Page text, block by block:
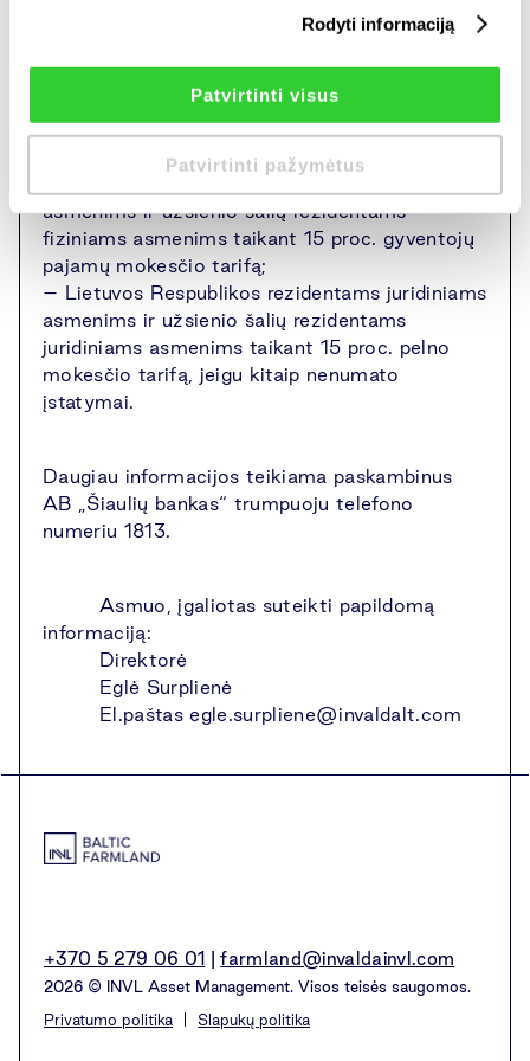
Rodyti informaciją
Patvirtinti visus
Patvirtinti pažymėtus
artimiausiame AB Šiaulių banko klientų
2017 m. dividendų apmokestinimo tvarka:
asmenims ir užsienio šalių rezidentams
fiziniams asmenims taikant 15 proc. gyventojų
pajamų mokesčio tarifą;
– Lietuvos Respublikos rezidentams juridiniams
asmenims ir užsienio šalių rezidentams
juridiniams asmenims taikant 15 proc. pelno
mokesčio tarifą, jeigu kitaip nenumato
įstatymai.
Daugiau informacijos teikiama paskambinus
AB „Šiaulių bankas“ trumpuoju telefono
numeriu 1813.
Asmuo, įgaliotas suteikti papildomą
informaciją:
Direktorė
Eglė Surplienė
El.paštas egle.surpliene@invaldalt.com
+370 5 279 06 01 |farmland@invaldainvl.com
2026 © INVL Asset Management. Visos teisės saugomos.
Privatumo politika
Slapukų politika